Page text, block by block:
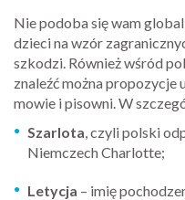
Nie podoba się wam
dzieci na wzór
szkodzi. Również wśród
znaleźć można propozycje
mowie i pisowni. W
Szarlota , czyli polski
Niemczech Charlotte;
Letycja – imię